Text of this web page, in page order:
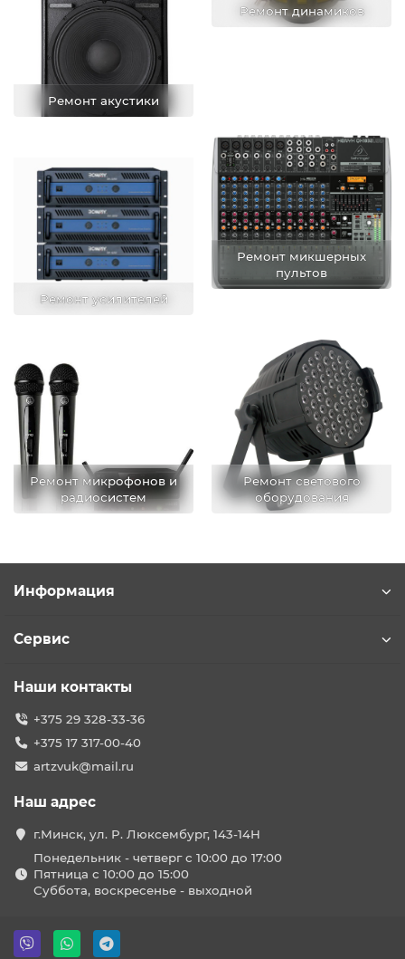
Ремонт акустики
Ремонт динамиков
Ремонт усилителей
Ремонт микшерных
пультов
Ремонт микрофонов и
радиосистем
Ремонт светового
оборудования
Информация
Сервис
Наши контакты
+375 29 328-33-36
+375 17 317-00-40
artzvuk@mail.ru
Наш адрес
г.Минск, ул. Р. Люксембург, 143-14Н
Понедельник - четверг с 10:00 до 17:00
Пятница с 10:00 до 15:00
Суббота, воскресенье - выходной